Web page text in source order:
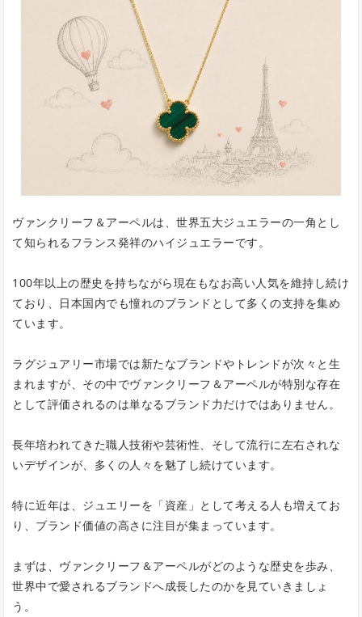
ヴァンクリーフ＆アーペルは、世界五大ジュエラーの一角とし
て知られるフランス発祥のハイジュエラーです。
100年以上の歴史を持ちながら現在もなお高い人気を維持し続け
ており、日本国内でも憧れのブランドとして多くの支持を集め
ています。
ラグジュアリー市場では新たなブランドやトレンドが次々と生
まれますが、その中でヴァンクリーフ＆アーペルが特別な存在
として評価されるのは単なるブランド力だけではありません。
長年培われてきた職人技術や芸術性、そして流行に左右されな
いデザインが、多くの人々を魅了し続けています。
特に近年は、ジュエリーを「資産」として考える人も増えてお
り、ブランド価値の高さに注目が集まっています。
まずは、ヴァンクリーフ＆アーペルがどのような歴史を歩み、
世界中で愛されるブランドへ成長したのかを見ていきましょ
う。